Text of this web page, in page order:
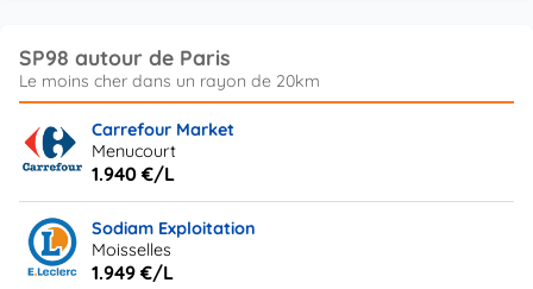
SP98 autour de Paris
Carrefour Market
Menucourt
1.940 €/L
Sodiam Exploitation
Moisselles
1.949 €/L